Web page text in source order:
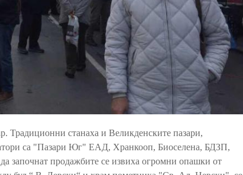
Традиционни станаха и Великденските пазари,
са "Пазари Юг" ЕАД, Хранкооп, Биоселена, БДЗП,
започнат продажбите се извиха огромни опашки от